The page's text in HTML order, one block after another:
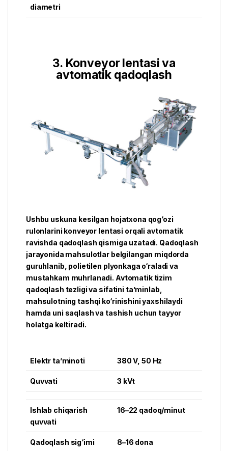
diametri
3. Konveyor lentasi va
avtomatik qadoqlash
Ushbu uskuna kesilgan hojatxona qog‘ozi
rulonlarini konveyor lentasi orqali avtomatik
ravishda qadoqlash qismiga uzatadi. Qadoqlash
jarayonida mahsulotlar belgilangan miqdorda
guruhlanib, polietilen plyonkaga o‘raladi va
mustahkam muhrlanadi. Avtomatik tizim
qadoqlash tezligi va sifatini ta’minlab,
mahsulotning tashqi ko‘rinishini yaxshilaydi
hamda uni saqlash va tashish uchun tayyor
holatga keltiradi.
Elektr ta’minoti 380 V, 50 Hz
Quvvati 3 kVt
Ishlab chiqarish
quvvati
16–22 qadoq/minut
Qadoqlash sig‘imi
8–16 dona